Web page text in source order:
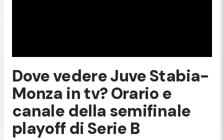
Dove vedere Juve Stabia-
Monza in tv? Orario e
canale della semifinale
playoff di Serie B